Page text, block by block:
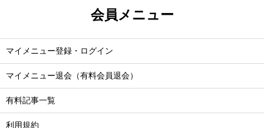
会員メニュー
マイメニュー登録・ログイン
マイメニュー退会（有料会員退会）
有料記事一覧
利用規約